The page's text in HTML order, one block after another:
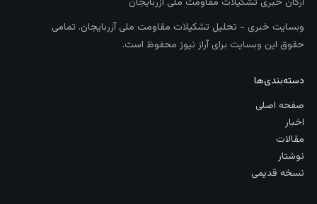
وبسایت خبری - تحلیل تشکیلات مقاومت ملی آزربایجان. تمامی
حقوق این وبسایت برای آراز نیوز محفوظ است.
دسته‌بندی‌ها
صفحه اصلی
اخبار
مقالات
نوشتار
نسخه قدیمی